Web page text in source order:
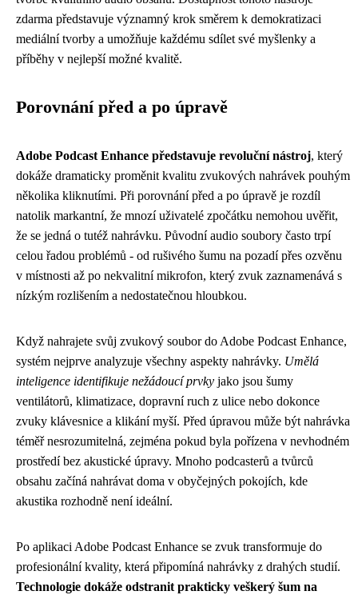
zdarma představuje významný krok směrem k demokratizaci
mediální tvorby a umožňuje každému sdílet své myšlenky a
příběhy v nejlepší možné kvalitě.
Porovnání před a po úpravě
Adobe Podcast Enhance představuje revoluční nástroj, který
dokáže dramaticky proměnit kvalitu zvukových nahrávek pouhým
několika kliknutími. Při porovnání před a po úpravě je rozdíl
natolik markantní, že mnozí uživatelé zpočátku nemohou uvěřit,
že se jedná o tutéž nahrávku. Původní audio soubory často trpí
celou řadou problémů - od rušivého šumu na pozadí přes ozvěnu
v místnosti až po nekvalitní mikrofon, který zvuk zaznamenává s
nízkým rozlišením a nedostatečnou hloubkou.
Když nahrajete svůj zvukový soubor do Adobe Podcast Enhance,
systém nejprve analyzuje všechny aspekty nahrávky. Umělá
inteligence identifikuje nežádoucí prvky jako jsou šumy
ventilátorů, klimatizace, dopravní ruch z ulice nebo dokonce
zvuky klávesnice a klikání myší. Před úpravou může být nahrávka
téměř nesrozumitelná, zejména pokud byla pořízena v nevhodném
prostředí bez akustické úpravy. Mnoho podcasterů a tvůrců
obsahu začíná nahrávat doma v obyčejných pokojích, kde
akustika rozhodně není ideální.
Po aplikaci Adobe Podcast Enhance se zvuk transformuje do
profesionální kvality, která připomíná nahrávky z drahých studií.
Technologie dokáže odstranit prakticky veškerý šum na